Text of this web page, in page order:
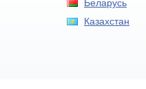
Беларусь
Казахстан